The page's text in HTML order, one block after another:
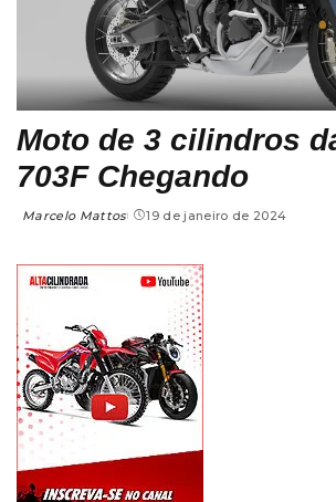
Moto de 3 cilindros
703F Chegando
Marcelo Mattos 19 de janeiro de 2024